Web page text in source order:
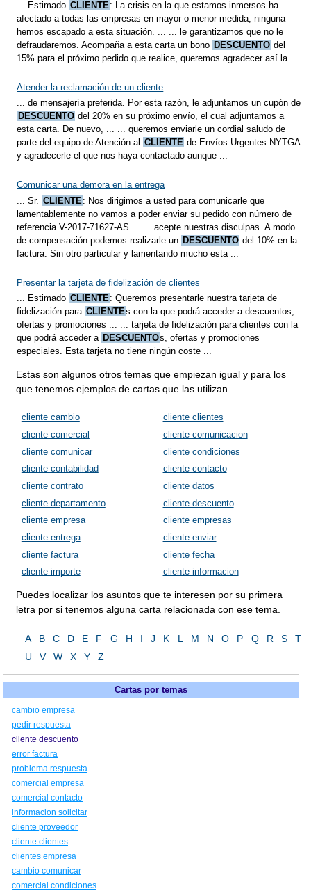
... Estimado CLIENTE : La crisis en la que estamos inmersos ha
afectado a todas las empresas en mayor o menor medida, ninguna
hemos escapado a esta situación. ... ... le garantizamos que no le
defraudaremos. Acompaña a esta carta un bono DESCUENTO del
15% para el próximo pedido que realice, queremos agradecer así la ...
Atender la reclamación de un cliente
... de mensajería preferida. Por esta razón, le adjuntamos un cupón de
DESCUENTO del 20% en su próximo envío, el cual adjuntamos a
esta carta. De nuevo, ... ... queremos enviarle un cordial saludo de
parte del equipo de Atención al CLIENTE de Envíos Urgentes NYTGA
y agradecerle el que nos haya contactado aunque ...
Comunicar una demora en la entrega
... Sr. CLIENTE : Nos dirigimos a usted para comunicarle que
lamentablemente no vamos a poder enviar su pedido con número de
referencia V-2017-71627-AS ... ... acepte nuestras disculpas. A modo
de compensación podemos realizarle un DESCUENTO del 10% en la
factura. Sin otro particular y lamentando mucho esta ...
Presentar la tarjeta de fidelización de clientes
... Estimado CLIENTE: Queremos presentarle nuestra tarjeta de
fidelización para CLIENTEs con la que podrá acceder a descuentos,
ofertas y promociones ... ... tarjeta de fidelización para clientes con la
que podrá acceder a DESCUENTOs, ofertas y promociones
especiales. Esta tarjeta no tiene ningún coste ...
Estas son algunos otros temas que empiezan igual y para los
que tenemos ejemplos de cartas que las utilizan.
cliente cambio
cliente clientes
cliente comercial
cliente comunicacion
cliente comunicar
cliente condiciones
cliente contabilidad
cliente contacto
cliente contrato
cliente datos
cliente departamento
cliente descuento
cliente empresa
cliente empresas
cliente entrega
cliente enviar
cliente factura
cliente fecha
cliente importe
cliente informacion
Puedes localizar los asuntos que te interesen por su primera
letra por si tenemos alguna carta relacionada con ese tema.
A B C D E F G H I J K L M N O P Q R S
T
U
V W X Y Z
Cartas por temas
cambio empresa
pedir respuesta
cliente descuento
error factura
problema respuesta
comercial empresa
comercial contacto
informacion solicitar
cliente proveedor
cliente clientes
clientes empresa
cambio comunicar
comercial condiciones